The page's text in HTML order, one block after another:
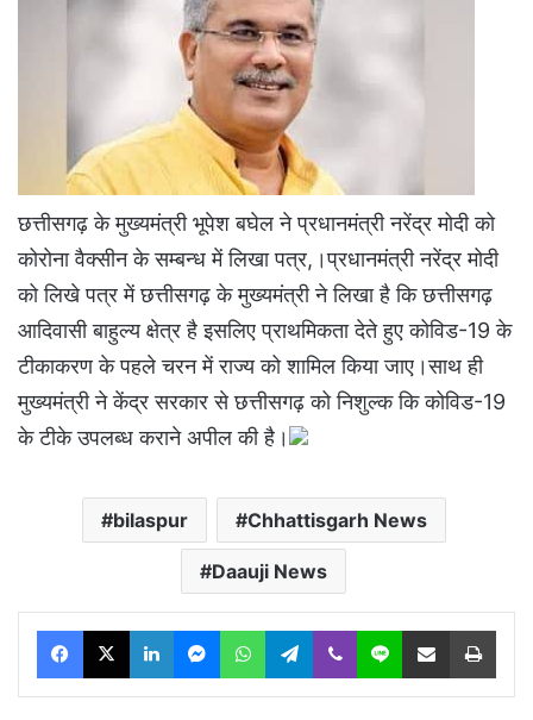
छत्तीसगढ़ के मुख्यमंत्री भूपेश बघेल ने प्रधानमंत्री नरेंद्र मोदी को
कोरोना वैक्सीन के सम्बन्ध में लिखा पत्र,।प्रधानमंत्री नरेंद्र मोदी
को लिखे पत्र में छत्तीसगढ़ के मुख्यमंत्री ने लिखा है कि छत्तीसगढ़
आदिवासी बाहुल्य क्षेत्र है इसलिए प्राथमिकता देते हुए कोविड-19 के
टीकाकरण के पहले चरन में राज्य को शामिल किया जाए।साथ ही
मुख्यमंत्री ने केंद्र सरकार से छत्तीसगढ़ को निशुल्क कि कोविड-19
के टीके उपलब्ध कराने अपील की है।
bilaspur Chhattisgarh News
Daauji News
Facebook
X LinkedInMessengerWhatsAppTelegram
Viber Line Share via Email Print